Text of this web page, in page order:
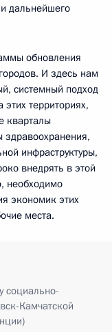
дальнейшего
обновления
И здесь нам
системный подход
территориях,
кварталы
здравоохранения,
инфраструктуры,
внедрять в этой
необходимо
экономик этих
места.
социально-
Камчатской